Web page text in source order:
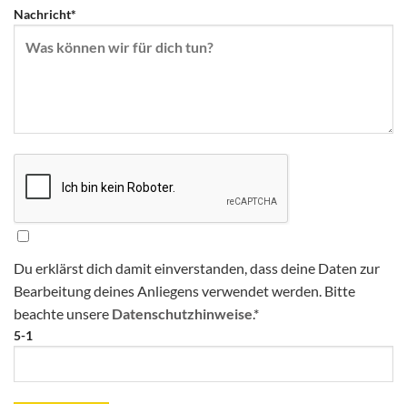
Nachricht*
Du erklärst dich damit einverstanden, dass deine Daten zur
Bearbeitung deines Anliegens verwendet werden. Bitte
beachte unsere Datenschutzhinweise.*
5-1